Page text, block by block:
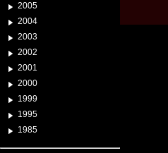
2005
2004
2003
2002
2001
2000
1999
1995
1985